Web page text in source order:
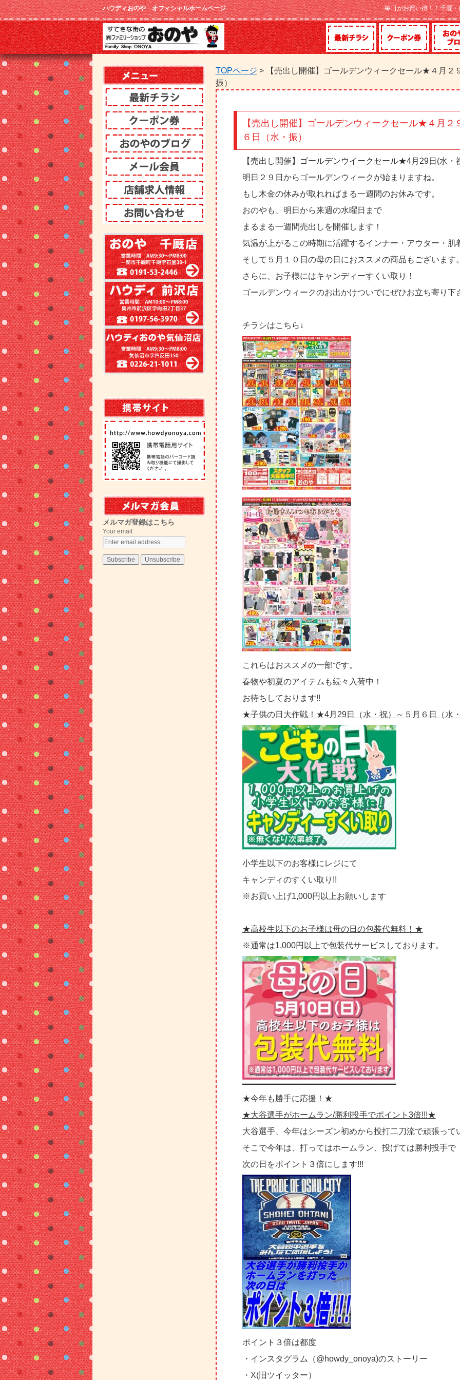
ハウディおのや オフィシャルホームページ 毎日がお買い得！！千厩
TOPページ > 【売出し開催】ゴールデンウィークセール★４月２
振）
【売出し開催】ゴールデンウィークセール★４月２
６日（水・振）
【売出し開催】ゴールデンウイークセール★4月29日(水・
明日２９日からゴールデンウィークが始まりますね。
もし木金の休みが取れればまる一週間のお休みです。
おのやも、明日から来週の水曜日まで
まるまる一週間売出しを開催します！
気温が上がるこの時期に活躍するインナー・アウター・肌
そして５月１０日の母の日におススメの商品もございます
さらに、お子様にはキャンディーすくい取り！
ゴールデンウィークのお出かけついでにぜひお立ち寄り下
チラシはこちら↓
これらはおススメの一部です。
春物や初夏のアイテムも続々入荷中！
お待ちしております!!
★子供の日大作戦！★4月29日（水・祝）～５月６日（水
小学生以下のお客様にレジにて
キャンディのすくい取り!!
※お買い上げ1,000円以上お願いします
★高校生以下のお子様は母の日の包装代無料！★
※通常は1,000円以上で包装代サービスしております。
★今年も勝手に応援！★
★大谷選手がホームラン/勝利投手でポイント3倍!!!★
大谷選手、今年はシーズン初めから投打二刀流で頑張って
そこで今年は、打ってはホームラン、投げては勝利投手で
次の日をポイント３倍にします!!!
ポイント３倍は都度
・インスタグラム（@howdy_onoya)のストーリー
・X(旧ツイッター）
メルマガ登録はこちら
Your email: